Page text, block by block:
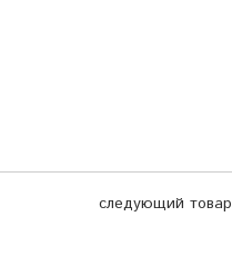
следующий товар